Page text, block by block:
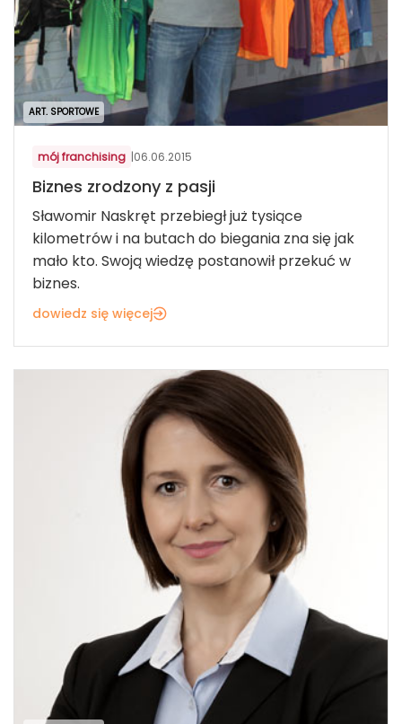
ART. SPORTOWE
mój franchising |06.06.2015
Biznes zrodzony z pasji
Sławomir Naskręt przebiegł już tysiące
kilometrów i na butach do biegania zna się jak
mało kto. Swoją wiedzę postanowił przekuć w
biznes.
dowiedz się więcej